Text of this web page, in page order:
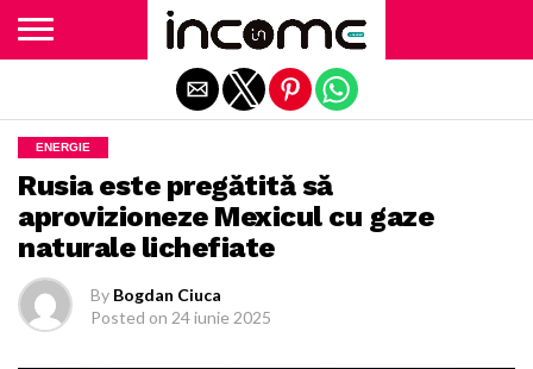
ENERGIE
Rusia este pregătită să
aprovizioneze Mexicul cu gaze
naturale lichefiate
By Bogdan Ciuca
Posted on 24 iunie 2025
Exit mobile version